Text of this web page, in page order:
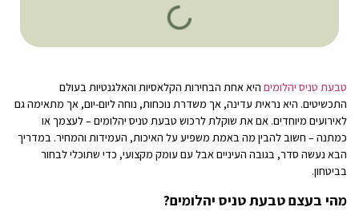
טבעת טניס יהלומים היא אחת הבחירות הקלאסיות והאלגנטיות בעולם
התכשיטים. היא נראית עדינה, אך משדרת נוכחות, נוחה ליום-יום, אך מתאימה גם
לאירועים מיוחדים. אם את שוקלת לרכוש טבעת טניס יהלומים – לעצמך או
כמתנה – חשוב להבין מה באמת משפיע על האיכות, העמידות והמחיר. במדריך
הבא נעשה סדר, בגובה העיניים אבל עם עומק מקצועי, כדי שתוכלי לבחור
בביטחון.
מהי בעצם טבעת טניס יהלומים?